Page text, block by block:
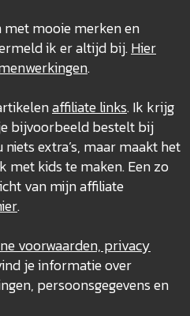
mooie merken en
ik er altijd bij.Hier
.
affiliate links. Ik krijg
bijvoorbeeld bestelt bij
extra’s, maar maakt het
kids te maken. Een zo
van mijn affiliate
.
voorwaarden, privacy
je informatie over
persoonsgegevens en